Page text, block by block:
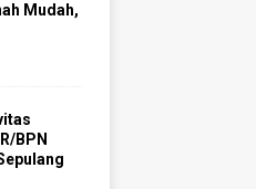
Mudah,
BPN